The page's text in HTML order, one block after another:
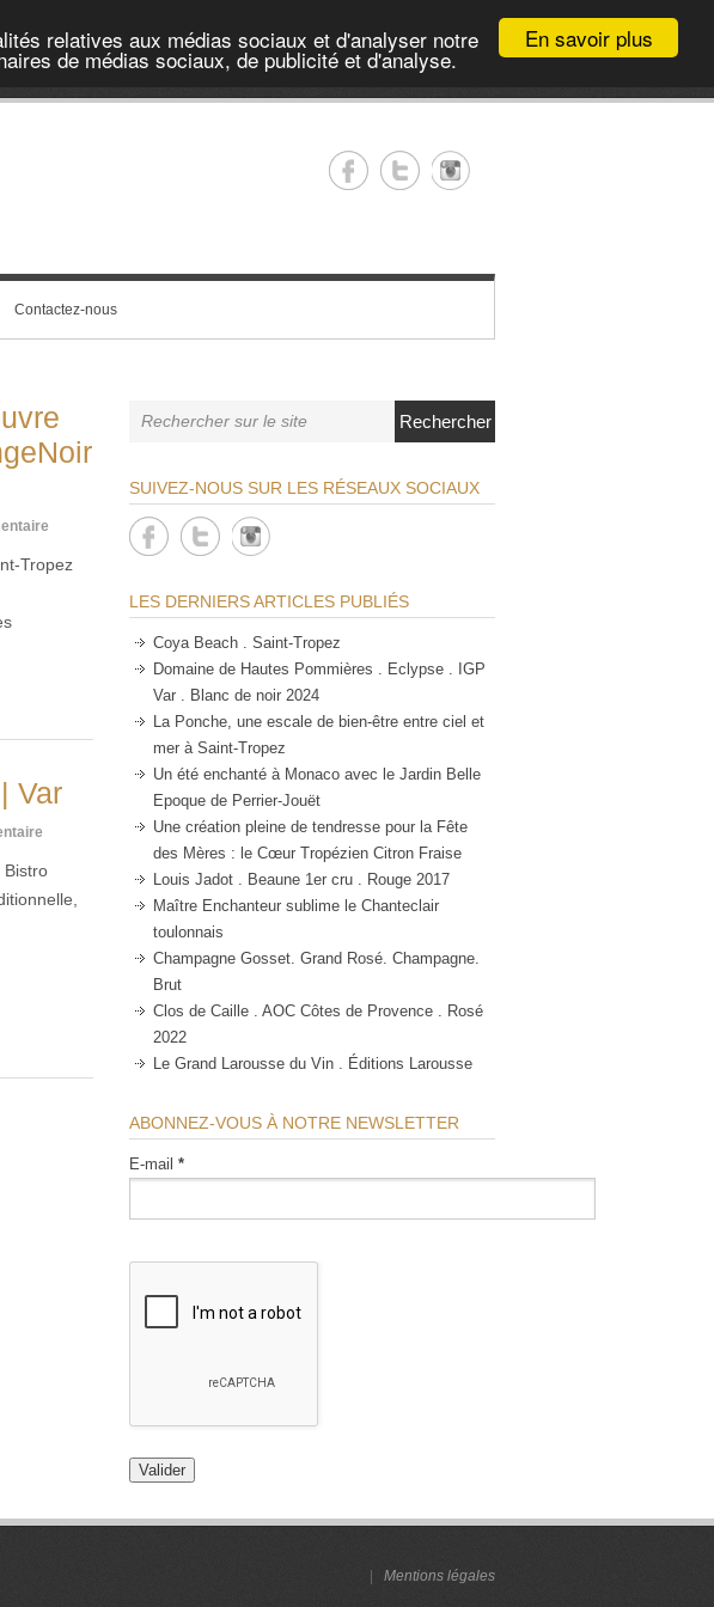
En savoir plus
relatives aux médias sociaux et d'analyser notre
de médias sociaux, de publicité et d'analyse.
Contactez-nous
Tropez
Var
Bistro
Rechercher
SUIVEZ-NOUS SUR LES RÉSEAUX SOCIAUX
LES DERNIERS ARTICLES PUBLIÉS
Coya Beach . Saint-Tropez
Domaine de Hautes Pommières . Eclypse . IGP
Var . Blanc de noir 2024
La Ponche, une escale de bien-être entre ciel et
mer à Saint-Tropez
Un été enchanté à Monaco avec le Jardin Belle
Epoque de Perrier-Jouët
Une création pleine de tendresse pour la Fête
des Mères : le Cœur Tropézien Citron Fraise
Louis Jadot . Beaune 1er cru . Rouge 2017
Maître Enchanteur sublime le Chanteclair
toulonnais
Champagne Gosset. Grand Rosé. Champagne.
Brut
Clos de Caille . AOC Côtes de Provence . Rosé
2022
Le Grand Larousse du Vin . Éditions Larousse
ABONNEZ-VOUS À NOTRE NEWSLETTER
E-mail *
Mentions légales